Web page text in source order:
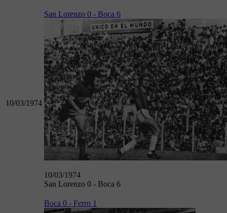
10/03/1974
San Lorenzo 0 - Boca 6
10/03/1974
San Lorenzo 0 - Boca 6
Boca 0 - Ferro 1